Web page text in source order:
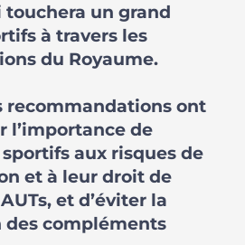
touchera un grand
à travers les
du Royaume.
recommandations ont
l’importance de
aux risques de
et à leur droit de
et d’éviter la
compléments